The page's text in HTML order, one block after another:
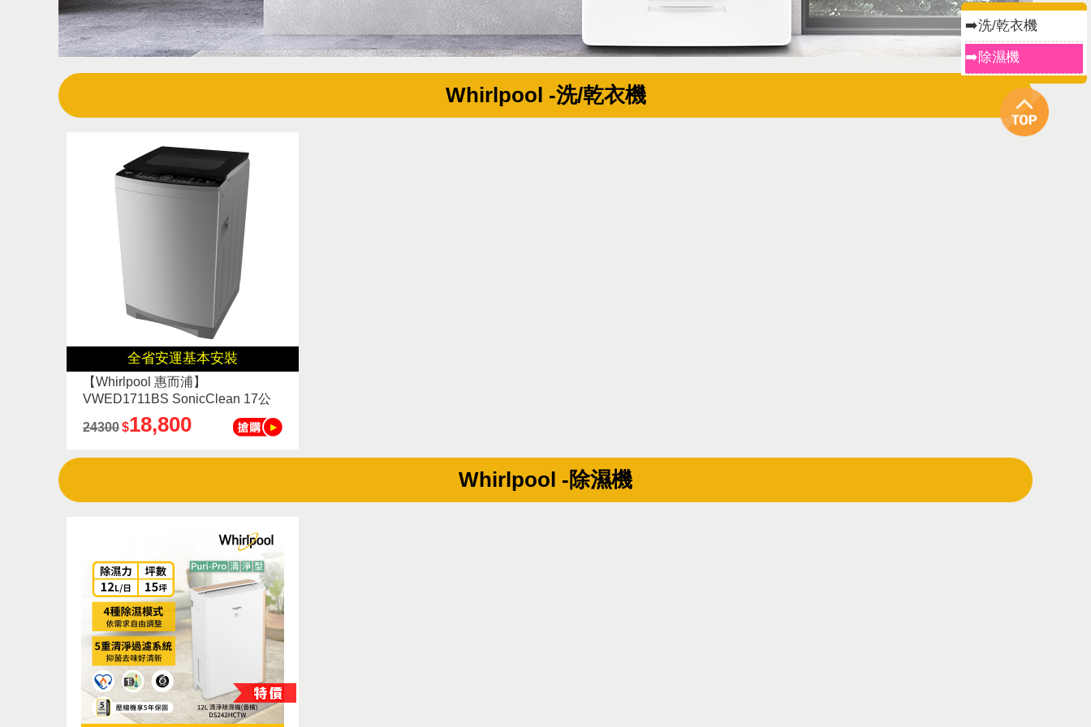
➡️洗/乾衣機
➡️除濕機
Whirlpool -洗/乾衣機
全省安運基本安裝
【Whirlpool 惠而浦】
VWED1711BS SonicClean 17公
斤 直驅變頻直立洗衣機
24300$18,800
Whirlpool -除濕機